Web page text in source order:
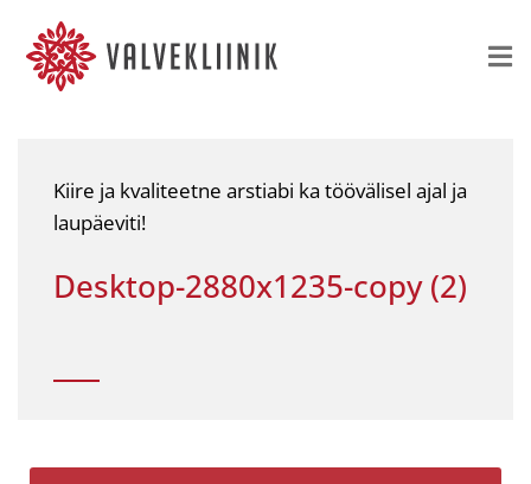
Kiire ja kvaliteetne arstiabi ka töövälisel ajal ja
laupäeviti!
Desktop-2880x1235-copy (2)